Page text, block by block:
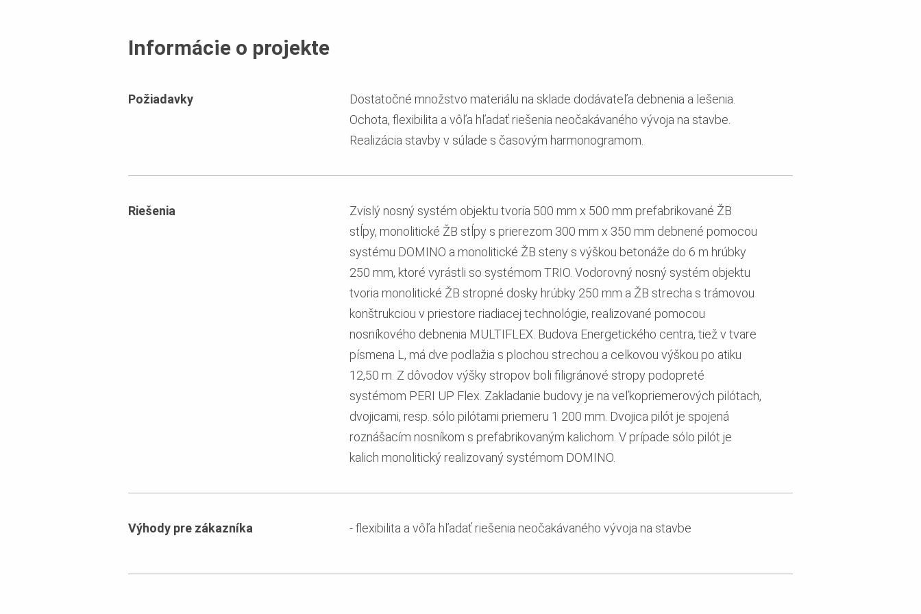
Informácie o projekte
Požiadavky
Dostatočné množstvo materiálu na sklade dodávateľa debnenia a lešenia.
Ochota, flexibilita a vôľa hľadať riešenia neočakávaného vývoja na stavbe.
Realizácia stavby v súlade s časovým harmonogramom.
Riešenia
Zvislý nosný systém objektu tvoria 500 mm x 500 mm prefabrikované ŽB
stĺpy, monolitické ŽB stĺpy s prierezom 300 mm x 350 mm debnené pomocou
systému DOMINO a monolitické ŽB steny s výškou betonáže do 6 m hrúbky
250 mm, ktoré vyrástli so systémom TRIO. Vodorovný nosný systém objektu
tvoria monolitické ŽB stropné dosky hrúbky 250 mm a ŽB strecha s trámovou
konštrukciou v priestore riadiacej technológie, realizované pomocou
nosníkového debnenia MULTIFLEX. Budova Energetického centra, tiež v tvare
písmena L, má dve podlažia s plochou strechou a celkovou výškou po atiku
12,50 m. Z dôvodov výšky stropov boli filigránové stropy podopreté
systémom PERI UP Flex. Zakladanie budovy je na veľkopriemerových pilótach,
dvojicami, resp. sólo pilótami priemeru 1 200 mm. Dvojica pilót je spojená
roznášacím nosníkom s prefabrikovaným kalichom. V prípade sólo pilót je
kalich monolitický realizovaný systémom DOMINO.
Výhody pre zákazníka - flexibilita a vôľa hľadať riešenia neočakávaného vývoja na stavbe